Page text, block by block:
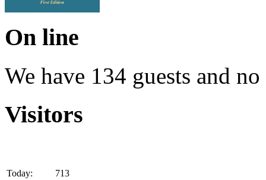
On line
We have 134 guests and
Visitors
Today:
713